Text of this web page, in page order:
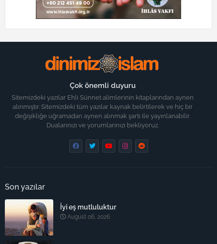
Çok önemli duyuru
Sitemizdeki yazılar Ehli Sünnet alimlerinin kitaplarından aynen
alınmıştır. Sitemizdeki tüm yazılar kaynak belirtilerek ve hiç bir
değişikliğe uğramadan aynen alınmak şartı ile yayınlanabilir.
Dualarınızı ve yorumlarınızı bekliyoruz.
Son yazılar
İyi eş mutluluktur
August 06, 2026